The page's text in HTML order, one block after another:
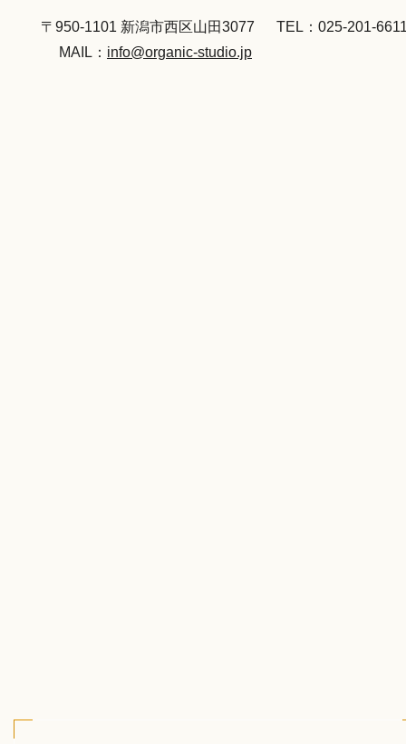
〒950-1101 新潟市西区山田3077
TEL：025-201-
MAIL： info@organic-studio.jp